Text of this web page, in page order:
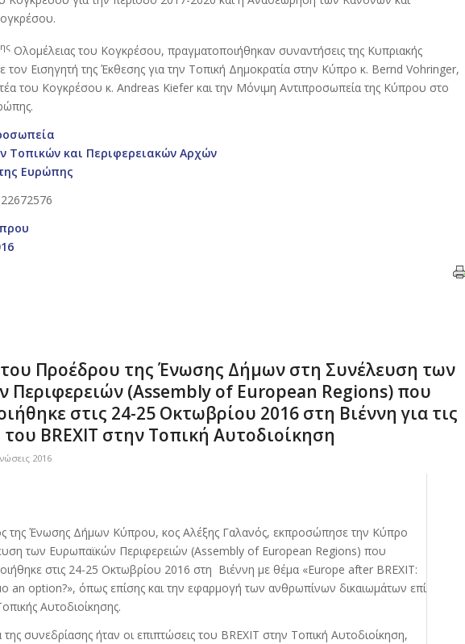
ης Ολομέλειας του Κογκρέσου, πραγματοποιήθηκαν συναντήσεις της Κυπριακής
τον Εισηγητή της Έκθεσης για την Τοπική Δημοκρατία στην Κύπρο κ. Bernd Vohringer,
του Κογκρέσου κ. Andreas Kiefer και την Μόνιμη Αντιπροσωπεία της Κύπρου στο
Τοπικών και Περιφερειακών Αρχών
Ευρώπης
22672576
Προέδρου της Ένωσης Δήμων στη Συνέλευση των
Περιφερειών (Assembly of European Regions) που
στις 24-25 Οκτωβρίου 2016 στη Βιέννη για τις
BREXIT στην Τοπική Αυτοδιοίκηση
2016
της Ένωσης Δήμων Κύπρου, κος Αλέξης Γαλανός, εκπροσώπησε την Κύπρο
των Ευρωπαϊκών Περιφερειών (Assembly of European Regions) που
στις 24-25 Οκτωβρίου 2016 στη Βιέννη με θέμα «Europe after BREXIT:
an option?», όπως επίσης και την εφαρμογή των ανθρωπίνων δικαιωμάτων επί
Αυτοδιοίκησης.
συνεδρίασης ήταν οι επιπτώσεις του BREXIT στην Τοπική Αυτοδιοίκηση,